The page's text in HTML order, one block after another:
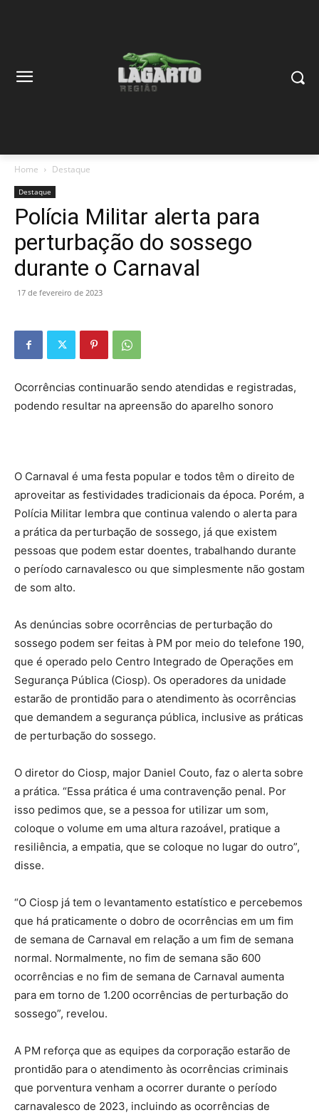
Home Destaque
Destaque
Polícia Militar alerta para
perturbação do sossego
durante o Carnaval
17 de fevereiro de 2023
Ocorrências continuarão sendo atendidas e registradas,
podendo resultar na apreensão do aparelho sonoro
O Carnaval é uma festa popular e todos têm o direito de
aproveitar as festividades tradicionais da época. Porém, a
Polícia Militar lembra que continua valendo o alerta para
a prática da perturbação de sossego, já que existem
pessoas que podem estar doentes, trabalhando durante
o período carnavalesco ou que simplesmente não gostam
de som alto.
As denúncias sobre ocorrências de perturbação do
sossego podem ser feitas à PM por meio do telefone 190,
que é operado pelo Centro Integrado de Operações em
Segurança Pública (Ciosp). Os operadores da unidade
estarão de prontidão para o atendimento às ocorrências
que demandem a segurança pública, inclusive as práticas
de perturbação do sossego.
O diretor do Ciosp, major Daniel Couto, faz o alerta sobre
a prática. “Essa prática é uma contravenção penal. Por
isso pedimos que, se a pessoa for utilizar um som,
coloque o volume em uma altura razoável, pratique a
resiliência, a empatia, que se coloque no lugar do outro”,
disse.
“O Ciosp já tem o levantamento estatístico e percebemos
que há praticamente o dobro de ocorrências em um fim
de semana de Carnaval em relação a um fim de semana
normal. Normalmente, no fim de semana são 600
ocorrências e no fim de semana de Carnaval aumenta
para em torno de 1.200 ocorrências de perturbação do
sossego”, revelou.
A PM reforça que as equipes da corporação estarão de
prontidão para o atendimento às ocorrências criminais
que porventura venham a ocorrer durante o período
carnavalesco de 2023, incluindo as ocorrências de